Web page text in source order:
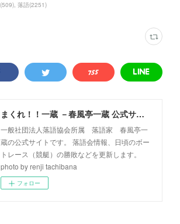
(509) 落語(2251)
まくれ！！一蔵 －春風亭一蔵 公式サイト－
一般社団法人落語協会所属 落語家 春風亭一
蔵の公式サイトです。 落語会情報、日頃のボー
トレース（競艇）の勝敗などを更新します。
photo by renji tachibana
フォロー